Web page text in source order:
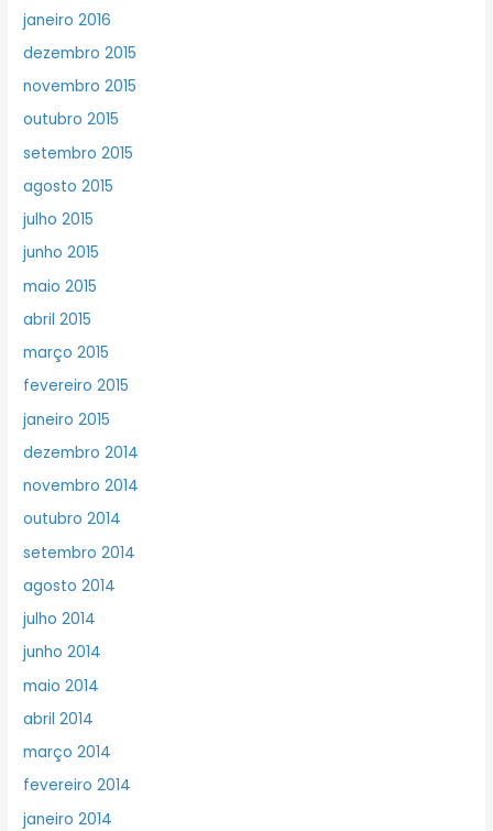
janeiro 2016
dezembro 2015
novembro 2015
outubro 2015
setembro 2015
agosto 2015
julho 2015
junho 2015
maio 2015
abril 2015
março 2015
fevereiro 2015
janeiro 2015
dezembro 2014
novembro 2014
outubro 2014
setembro 2014
agosto 2014
julho 2014
junho 2014
maio 2014
abril 2014
março 2014
fevereiro 2014
janeiro 2014